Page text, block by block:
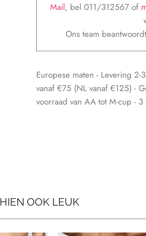
Mail, bel 011/312567 of
Ons team
Europese maten - Levering
vanaf €75 (NL vanaf €125) -
voorraad van AA tot M-cup -
OOK LEUK